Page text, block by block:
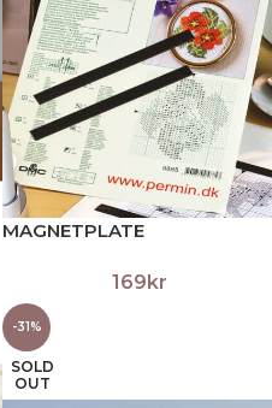
MAGNETPLATE
169kr
-31%
SOLD
OUT